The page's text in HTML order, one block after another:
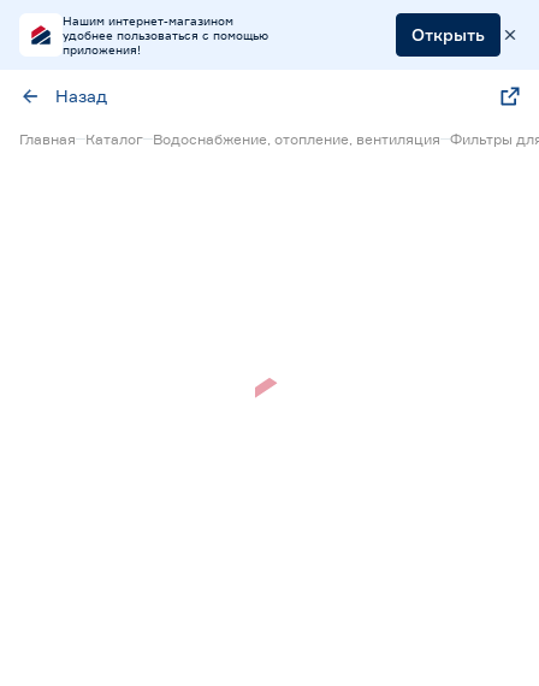
Нашим интернет-магазином
удобнее пользоваться с помощью
приложения!
Открыть
Назад
Главная Каталог Водоснабжение, отопление, вентиляция Фильтры